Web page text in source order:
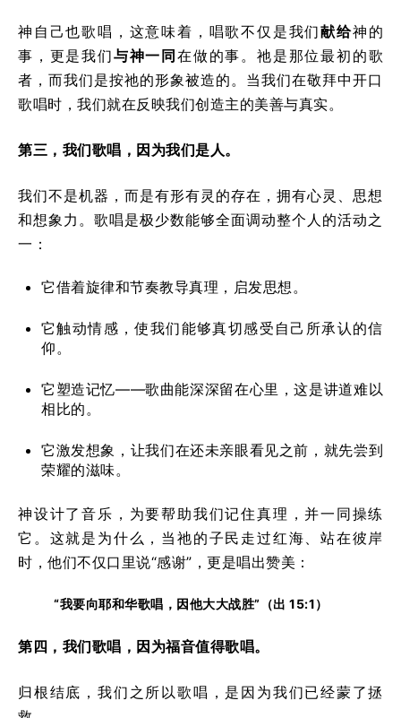
神自己也歌唱，这意味着，唱歌不仅是我们献给神的
事，更是我们与神一同在做的事。祂是那位最初的歌
者，而我们是按祂的形象被造的。当我们在敬拜中开口
歌唱时，我们就在反映我们创造主的美善与真实。
第三，我们歌唱，因为我们是人。
我们不是机器，而是有形有灵的存在，拥有心灵、思想
和想象力。歌唱是极少数能够全面调动整个人的活动之
一：
它借着旋律和节奏教导真理，启发思想。
它触动情感，使我们能够真切感受自己所承认的信
仰。
它塑造记忆——歌曲能深深留在心里，这是讲道难以
相比的。
它激发想象，让我们在还未亲眼看见之前，就先尝到
荣耀的滋味。
神设计了音乐，为要帮助我们记住真理，并一同操练
它。这就是为什么，当祂的子民走过红海、站在彼岸
时，他们不仅口里说“感谢”，更是唱出赞美：
“我要向耶和华歌唱，因他大大战胜”（出 15:1）
第四，我们歌唱，因为福音值得歌唱。
归根结底，我们之所以歌唱，是因为我们已经蒙了拯